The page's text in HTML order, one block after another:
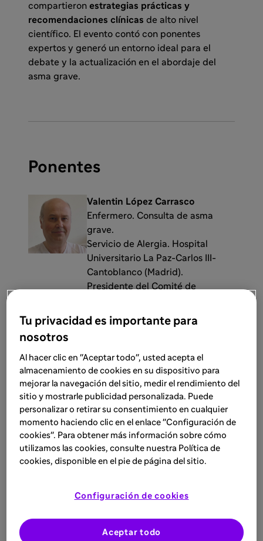
compartieron estrategias prácticas y
recomendaciones clínicas de alto nivel
científico. El evento contó con ponentes
expertos y generó un entorno ideal para el
debate y la actualización en el abordaje del
asma grave.
Ponentes
Valentin López Carrasco
Enfermero. Consulta de asma
grave.
Servicio de Alergia. Hospital
Universitario La Paz-Carlos III-
Cantoblanco (Madrid).
Presidente del Comité de
Médico Especialista en
Alergología. Médico Especialista
en Neumología. Servicio de
Neumología. Complejo
Hospitalario Universitario de
Burgos.
Mº Auxiliadora Guerrero García
Unidad de Gestión Clínica de
Hospital Regional Universitario de
Málaga.
Tu privacidad es importante para
nosotros
Al hacer clic en "Aceptar todo", usted acepta el
almacenamiento de cookies en su dispositivo para
mejorar la navegación del sitio, medir el rendimiento del
sitio y mostrarle publicidad personalizada. Puede
personalizar o retirar su consentimiento en cualquier
momento haciendo clic en el enlace "Configuración de
cookies". Para obtener más información sobre cómo
utilizamos las cookies, consulte nuestra Política de
cookies, disponible en el pie de página del sitio.
Configuración de cookies
Aceptar todo